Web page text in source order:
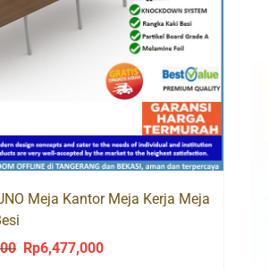
Meja Kantor Meja Kerja Meja
Original
Rp6,477,000Current